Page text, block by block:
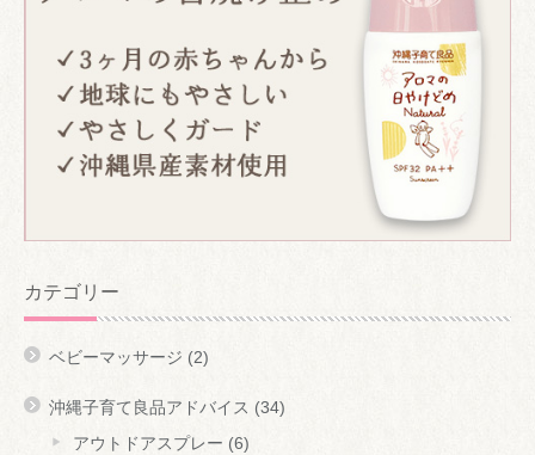
カテゴリー
ベビーマッサージ (2)
沖縄子育て良品アドバイス (34)
アウトドアスプレー (6)